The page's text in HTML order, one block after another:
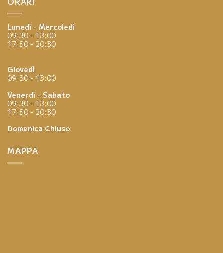
Lunedì - Mercoledì
09:30 - 13:00
17:30 - 20:30
Giovedì
09:30 - 13:00
Venerdì - Sabato
09:30 - 13:00
17:30 - 20:30
Domenica Chiuso
MAPPA